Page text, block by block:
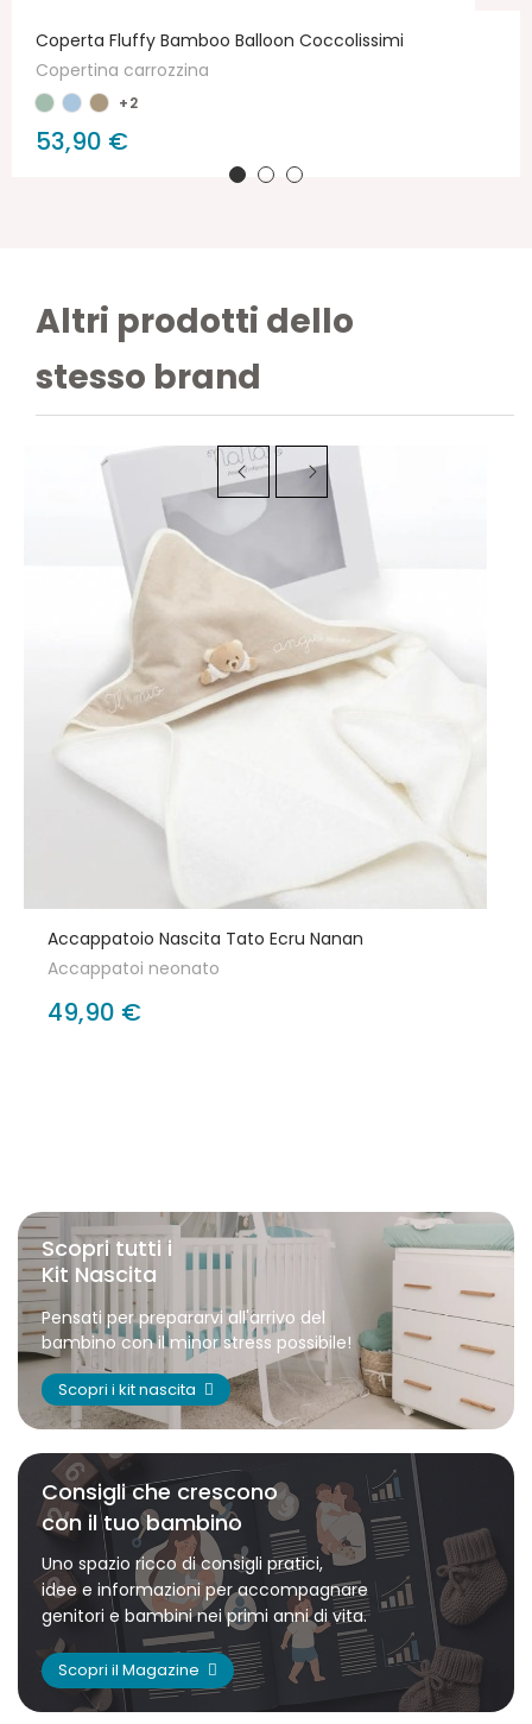
Coperta Fluffy Bamboo Balloon Coccolissimi
Copertina carrozzina
+2
53,90 €
Altri prodotti dello
stesso brand
Accappatoio Nascita Tato Ecru Nanan
Accappatoi neonato
49,90 €
Scopri tutti i
Kit Nascita
Pensati per prepararvi all'arrivo del
bambino con il minor stress possibile!
Scopri i kit nascita
Consigli che crescono
con il tuo bambino
Uno spazio ricco di consigli pratici,
idee e informazioni per accompagnare
genitori e bambini nei primi anni di vita.
Scopri il Magazine